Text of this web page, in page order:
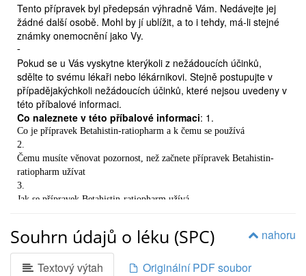
Tento přípravek byl předepsán výhradně Vám. Nedávejte jej
žádné další osobě. Mohl by jí ublížit, a to i tehdy, má-li stejné
známky onemocnění jako Vy.
-
Pokud se u Vás vyskytne kterýkoli z nežádoucích účinků,
sdělte to svému lékaři nebo lékárnikovi. Stejně postupujte v
případějakýchkoli nežádoucích účinků, které nejsou uvedeny v
této příbalové informaci.
Co naleznete v této příbalové informaci: 1.
Co je přípravek Betahistin-ratiopharm a k čemu se používá
2.
Čemu musíte věnovat pozornost, než začnete přípravek Betahistin-
ratiopharm užívat
3.
Jak se přípravek Betahistin-ratiopharm užívá
5
Jak přípravek Betahistin-ratiopharm uchovávat
6.
nahoru
Souhrn údajů o léku (SPC)
Textový výtah
Originální PDF soubor